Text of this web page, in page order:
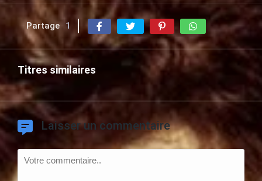
Partage 1
Titres similaires
Laisser un commentaire